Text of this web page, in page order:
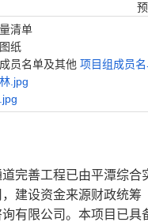
清单
纸
员名单及其他 项目组成员
.jpg
完善工程已由平潭综合
，建设资金来源财政统筹
有限公司。本项目已具